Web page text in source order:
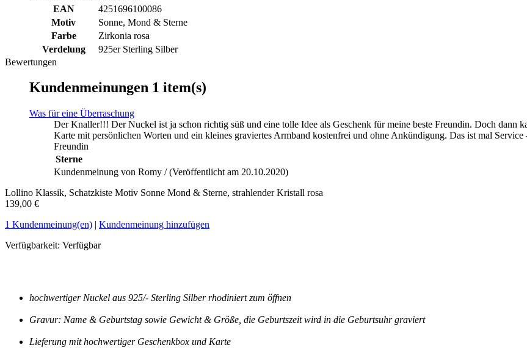
EAN
4251696100086
Motiv
Sonne, Mond & Sterne
Farbe
Zirkonia rosa
Verdelung
925er Sterling Silber
Bewertungen
Kundenmeinungen 1 item(s)
Was für eine Überraschung
Der Knaller!!! Der Nuckel ist ja schon richtig süß und eine tolle Idee als Geschenk für meine beste Freundin. Doch dann
Karte mit persönlichen Worten und ein kleines graviertes Armband kostenfrei und ohne Ankündigung. Das ist mal
Freundin
Sterne
Kundenmeinung von Romy / (Veröffentlicht am 20.10.2020)
Lollino Klassik, Schatzkiste Motiv Sonne Mond & Sterne, strahlender Kristall rosa
139,00 €
1 Kundenmeinung(en) | Kundenmeinung hinzufügen
Verfügbarkeit: Verfügbar
hochwertiger Nuckel aus 925/- Sterling Silber rhodiniert zum öffnen
Gravur: Name & Geburtstag sowie Gewicht & Größe, die Geburtszeit wird in die Geburtsuhr graviert
Lieferung mit hochwertiger Geschenkbox und Karte